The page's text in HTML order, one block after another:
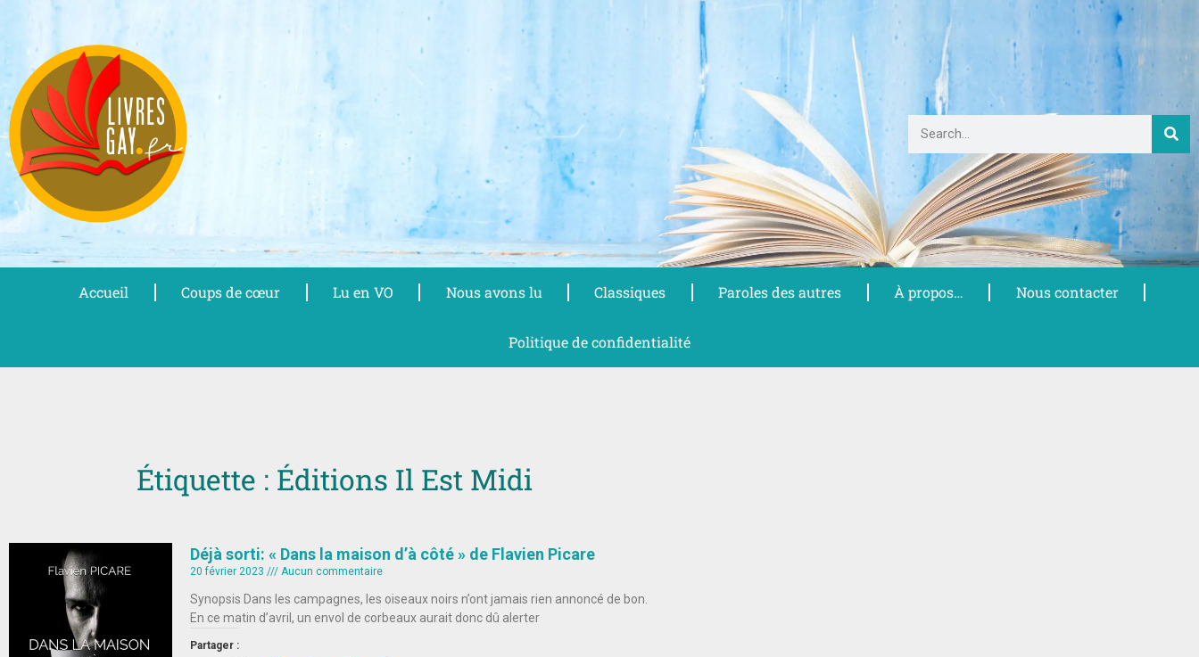
Aller
contenu
Accueil Coups de cœur Lu en VO Nous avons lu Classiques Paroles des autres À propos… Nous contacter
Politique de confidentialité
Étiquette : Éditions Il Est Midi
Déjà sorti: « Dans la maison d’à côté » de Flavien Picare
20 février 2023 Aucun commentaire
Synopsis Dans les campagnes, les oiseaux noirs n’ont jamais rien annoncé de bon.
En ce matin d’avril, un envol de corbeaux aurait donc dû alerter
Partager :